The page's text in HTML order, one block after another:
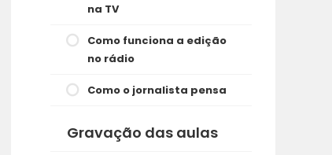
na TV
Como funciona a edição
no rádio
Como o jornalista pensa
Gravação das aulas